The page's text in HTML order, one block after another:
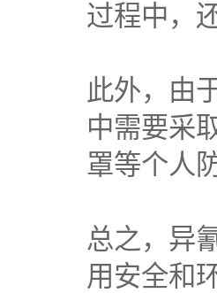
过程中，
此外，由
中需要采
罩等个人
总之，异
用安全和